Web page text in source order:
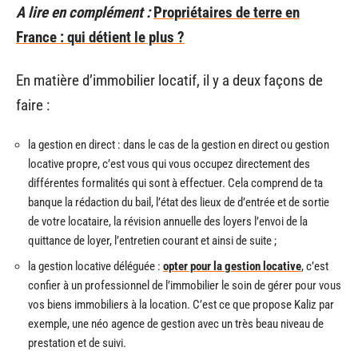
A lire en complément : Propriétaires de terre en
France : qui détient le plus ?
En matière d’immobilier locatif, il y a deux façons de
faire :
la gestion en direct : dans le cas de la gestion en direct ou gestion
locative propre, c’est vous qui vous occupez directement des
différentes formalités qui sont à effectuer. Cela comprend de ta
banque la rédaction du bail, l’état des lieux de d’entrée et de sortie
de votre locataire, la révision annuelle des loyers l’envoi de la
quittance de loyer, l’entretien courant et ainsi de suite ;
la gestion locative déléguée : opter pour la gestion locative, c’est
confier à un professionnel de l’immobilier le soin de gérer pour vous
vos biens immobiliers à la location. C’est ce que propose Kaliz par
exemple, une néo agence de gestion avec un très beau niveau de
prestation et de suivi.